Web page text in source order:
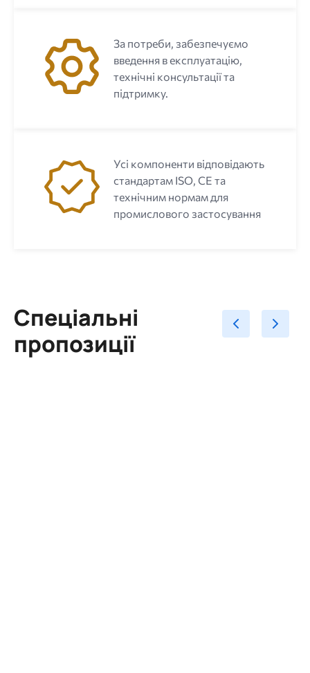
За потреби, забезпечуємо
введення в експлуатацію,
технічні консультації та
підтримку.
Усі компоненти відповідають
стандартам ISO, CE та
технічним нормам для
промислового застосування
Спеціальні
пропозиції